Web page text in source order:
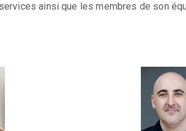
ainsi que les membres de son